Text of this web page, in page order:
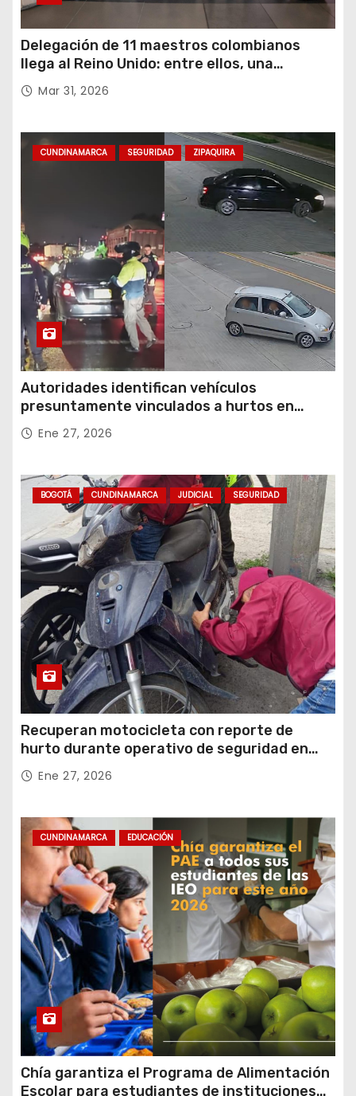
Delegación de 11 maestros colombianos
llega al Reino Unido: entre ellos, una
destacada profesora de Ubaté
Mar 31, 2026
CUNDINAMARCA SEGURIDAD ZIPAQUIRA
Autoridades identifican vehículos
presuntamente vinculados a hurtos en
conjuntos residenciales de Zipaquirá
Ene 27, 2026
BOGOTÁ CUNDINAMARCA JUDICIAL SEGURIDAD
Recuperan motocicleta con reporte de
hurto durante operativo de seguridad en
Rafael Uribe Uribe
Ene 27, 2026
CUNDINAMARCA EDUCACIÓN
Chía garantiza el Programa de Alimentación
Escolar para estudiantes de instituciones